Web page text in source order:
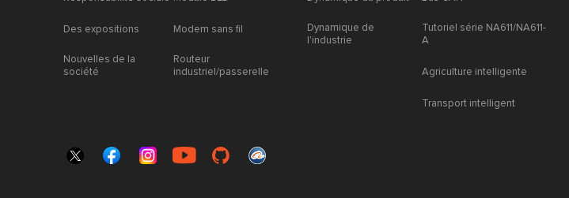
Des expositions
Nouvelles de la
société
Modem sans fil
Routeur
industriel/passerelle
Dynamique de
l'industrie
Tutoriel série NA611/NA611-
A
Agriculture intelligente
Transport intelligent